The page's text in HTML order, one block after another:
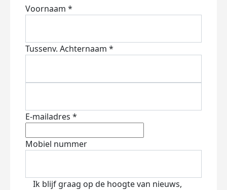
Voornaam *
Tussenv. Achternaam *
E-mailadres *
Mobiel nummer
Ik blijf graag op de hoogte van nieuws,